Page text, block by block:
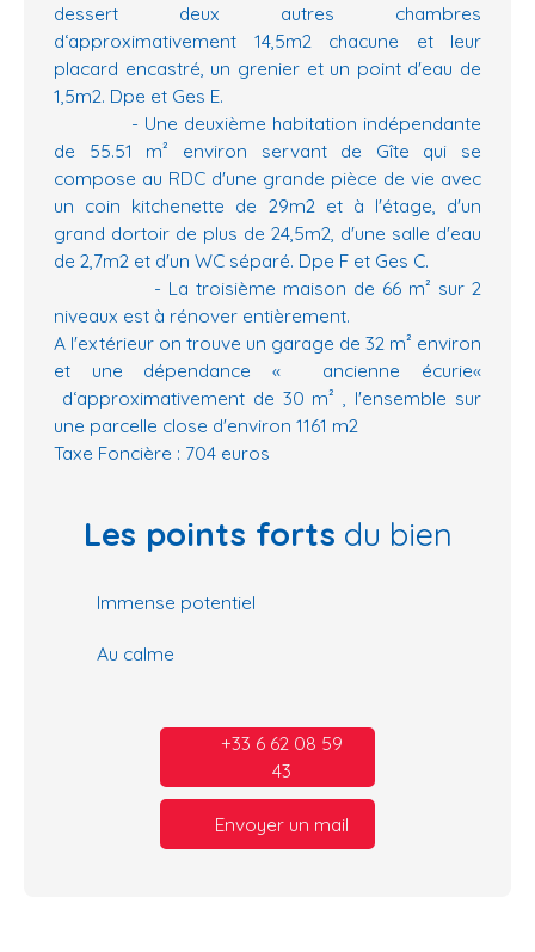
dessert deux autres chambres
d‘approximativement 14,5m2 chacune et leur
placard encastré, un grenier et un point d'eau de
1,5m2. Dpe et Ges E.
- Une deuxième habitation indépendante
de 55.51 m² environ servant de Gîte qui se
compose au RDC d'une grande pièce de vie avec
un coin kitchenette de 29m2 et à l'étage, d'un
grand dortoir de plus de 24,5m2, d'une salle d'eau
de 2,7m2 et d'un WC séparé. Dpe F et Ges C.
- La troisième maison de 66 m² sur 2
niveaux est à rénover entièrement.
A l'extérieur on trouve un garage de 32 m² environ
et une dépendance « ancienne écurie«
d‘approximativement de 30 m² , l'ensemble sur
une parcelle close d'environ 1161 m2
Taxe Foncière : 704 euros
Les points forts du bien
Immense potentiel
Au calme
+33 6 62 08 59
43
Envoyer un mail